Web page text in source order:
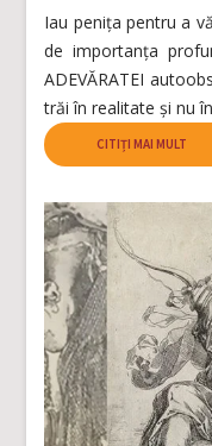
Iau penița pentru a
de importanța
ADEVĂRATEI
trăi în realitate și nu
CITIȚI MAI MULT